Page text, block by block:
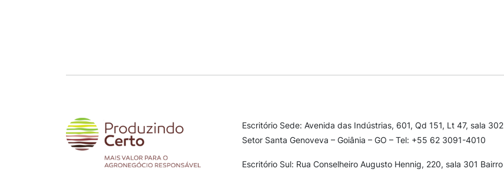
Escritório Sede: Avenida das Indústrias, 601, Qd 151, Lt 47, sala 302
Setor Santa Genoveva – Goiânia – GO – Tel: +55 62 3091-4010
Escritório Sul: Rua Conselheiro Augusto Hennig, 220, sala 301 Bairro